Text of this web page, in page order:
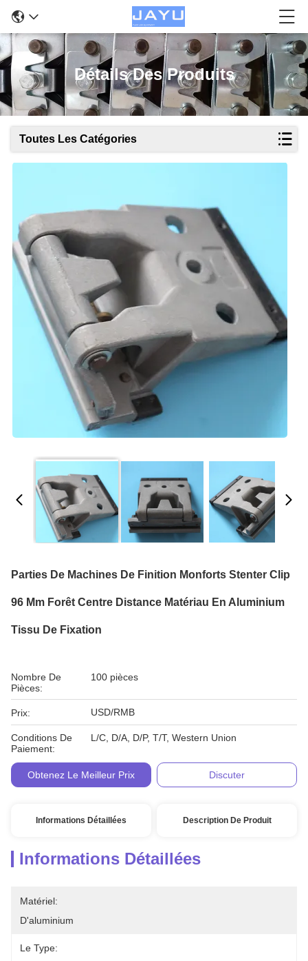
Détails Des Produits
Toutes Les Catégories
Parties De Machines De Finition Monforts Stenter Clip
96 Mm Forêt Centre Distance Matériau En Aluminium
Tissu De Fixation
Nombre De
Pièces:
100 pièces
Prix: USD/RMB
Conditions De
Paiement:
L/C, D/A, D/P, T/T, Western Union
Obtenez Le Meilleur Prix Discuter
Informations Détaillées Description De Produit
Informations Détaillées
Matériel:
D'aluminium
Le Type: